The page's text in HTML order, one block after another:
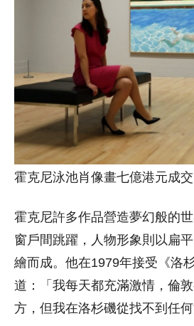
霍克尼泳池肖像畫七億港元成
霍克尼許多作品營造夢幻般的
窗戶間跳躍，人物形象則以扁
繪而成。他在1979年接受《洛
道：「我每天都充滿激情，倫
方，但我在洛杉磯從找不到任何